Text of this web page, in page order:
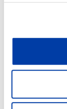
CATALOGUE